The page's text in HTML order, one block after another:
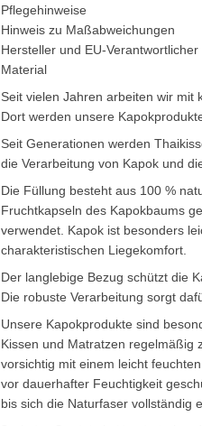
Pflegehinweise
Hinweis zu Maßabweichungen
Hersteller und EU-Verantwortlicher
Material
Seit vielen Jahren arbeiten wir mit
Dort werden unsere
Seit Generationen werden
die Verarbeitung von Kapok und
Die Füllung besteht aus 100 %
Fruchtkapseln des Kapokbaums
verwendet. Kapok ist besonders
charakteristischen Liegekomfort.
Der langlebige Bezug schützt die
Die robuste Verarbeitung sorgt
Unsere Kapokprodukte sind
Kissen und Matratzen regelmäßig
vorsichtig mit einem leicht
vor dauerhafter Feuchtigkeit
bis sich die Naturfaser vollständig